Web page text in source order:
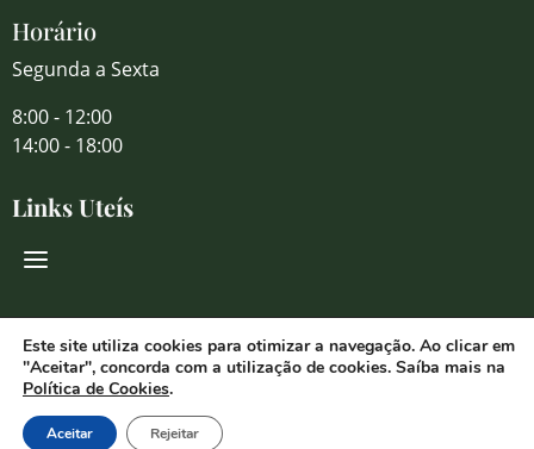
Horário
Segunda a Sexta
8:00 - 12:00
14:00 - 18:00
Links Uteís
Redes Sociais
© 2026 Florália Comércio de Flores
Este site utiliza cookies para otimizar a navegação. Ao clicar em
"Aceitar", concorda com a utilização de cookies. Saíba mais na
Política de Cookies.
Aceitar Rejeitar